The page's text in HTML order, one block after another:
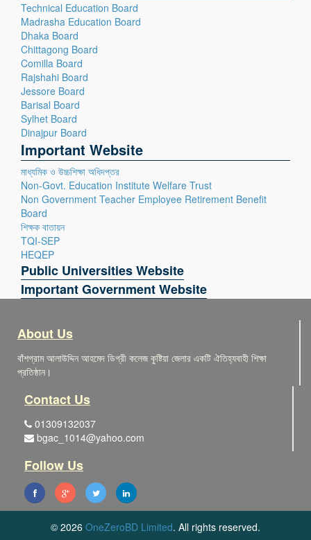
Technical Education Board
Madrasha Education Board
Dhaka Board
Chittagong Board
Comilla Board
Rajshahi Board
Jessore Board
Barisal Board
Sylhet Board
Dinajpur Board
Important Website
মাধ্যমিক ও উচ্চশিক্ষা অধিদপ্তর
Non-Govt. Education Institute Welfare Trust
Non Government Teacher Employee Retirement Benefit
Board
শিক্ষক বাতায়ন
TQI-SEP
HEQEP
Public Universities Website
Important Government Website
About Us
বাঁশগ্রাম আলাউদ্দিন আহমেদ ডিগ্রী কলেজ কুষ্টিয়া জেলার একটি ঐতিহ্যবাহী শিক্ষা
প্রতিষ্ঠান।
Contact Us
01309132037
bgac_1014@yahoo.com
Follow Us
© 2026 OneZeroBD Limited. All rights reserved.